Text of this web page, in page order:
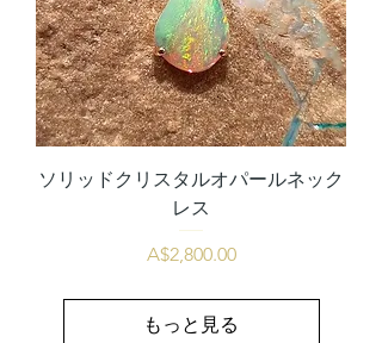
ソリッドクリスタルオパールネック
レス
価格
A$2,800.00
もっと見る